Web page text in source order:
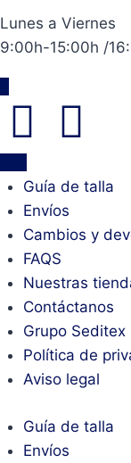
Lunes a Viernes
9:00h-15:00h /
Guía de talla
Envíos
Cambios y
FAQS
Nuestras
Contáctanos
Grupo Seditex
Política de
Aviso legal
Guía de talla
Envíos